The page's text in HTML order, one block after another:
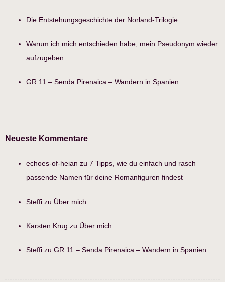
Die Entstehungsgeschichte der Norland-Trilogie
Warum ich mich entschieden habe, mein Pseudonym wieder
aufzugeben
GR 11 – Senda Pirenaica – Wandern in Spanien
Neueste Kommentare
echoes-of-heian zu 7 Tipps, wie du einfach und rasch
passende Namen für deine Romanfiguren findest
Steffi zu Über mich
Karsten Krug zu Über mich
Steffi zu GR 11 – Senda Pirenaica – Wandern in Spanien